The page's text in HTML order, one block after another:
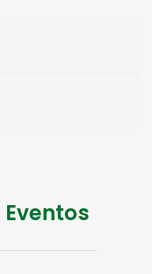
Eventos